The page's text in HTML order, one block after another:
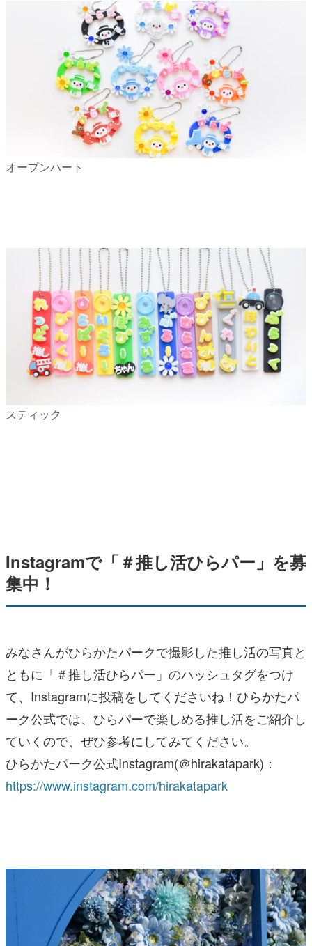
オープンハート
スティック
Instagramで「＃推し活ひらパー」を募
集中！
みなさんがひらかたパークで撮影した推し活の写真と
ともに「＃推し活ひらパー」のハッシュタグをつけ
て、Instagramに投稿をしてくださいね！ひらかたパ
ーク公式では、ひらパーで楽しめる推し活をご紹介し
ていくので、ぜひ参考にしてみてください。
ひらかたパーク公式Instagram(＠hirakatapark)：
https://www.instagram.com/hirakatapark